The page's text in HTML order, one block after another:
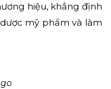
hiệu, khẳng định
mỹ phẩm và làm